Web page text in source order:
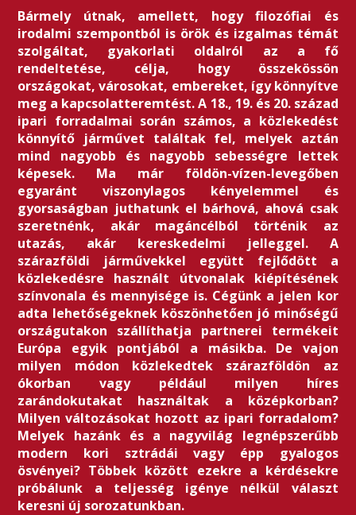
Bármely útnak, amellett, hogy filozófiai és
irodalmi szempontból is örök és izgalmas témát
szolgáltat, gyakorlati oldalról az a fő
rendeltetése, célja, hogy összekössön
országokat, városokat, embereket, így könnyítve
meg a kapcsolatteremtést. A 18., 19. és 20. század
ipari forradalmai során számos, a közlekedést
könnyítő járművet találtak fel, melyek aztán
mind nagyobb és nagyobb sebességre lettek
képesek. Ma már földön-vízen-levegőben
egyaránt viszonylagos kényelemmel és
gyorsaságban juthatunk el bárhová, ahová csak
szeretnénk, akár magáncélból történik az
utazás, akár kereskedelmi jelleggel. A
szárazföldi járművekkel együtt fejlődött a
közlekedésre használt útvonalak kiépítésének
színvonala és mennyisége is. Cégünk a jelen kor
adta lehetőségeknek köszönhetően jó minőségű
országutakon szállíthatja partnerei termékeit
Európa egyik pontjából a másikba. De vajon
milyen módon közlekedtek szárazföldön az
ókorban vagy például milyen híres
zarándokutakat használtak a középkorban?
Milyen változásokat hozott az ipari forradalom?
Melyek hazánk és a nagyvilág legnépszerűbb
modern kori sztrádái vagy épp gyalogos
ösvényei? Többek között ezekre a kérdésekre
próbálunk a teljesség igénye nélkül választ
keresni új sorozatunkban.